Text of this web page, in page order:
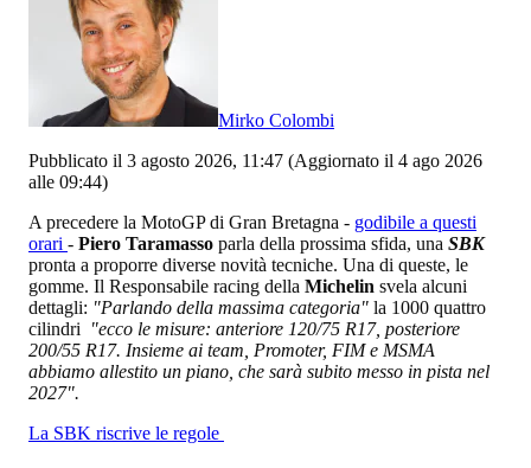
Mirko Colombi
Pubblicato il 3 agosto 2026, 11:47 (Aggiornato il 4 ago 2026
alle 09:44)
A precedere la MotoGP di Gran Bretagna - godibile a questi
orari - Piero Taramasso parla della prossima sfida, una SBK
pronta a proporre diverse novità tecniche. Una di queste, le
gomme. Il Responsabile racing della Michelin svela alcuni
dettagli: "Parlando della massima categoria" la 1000 quattro
cilindri "ecco le misure: anteriore 120/75 R17, posteriore
200/55 R17. Insieme ai team, Promoter, FIM e MSMA
abbiamo allestito un piano, che sarà subito messo in pista nel
2027".
La SBK riscrive le regole